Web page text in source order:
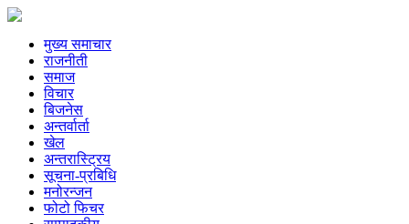
मुख्य समाचार
राजनीती
समाज
विचार
बिजनेस
अन्तर्वार्ता
खेल
अन्तरास्ट्रिय
सूचना-प्रबिधि
मनोरन्जन
फोटो फिचर